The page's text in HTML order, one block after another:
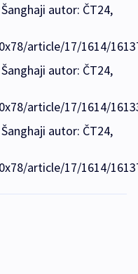
autor: ČT24,
article/17/1614/
autor: ČT24,
article/17/1614/
autor: ČT24,
article/17/1614/